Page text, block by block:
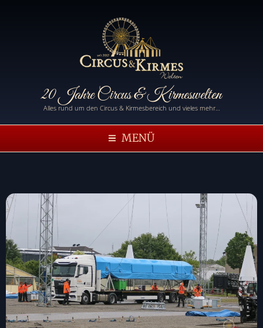
20 Jahre Circus & Kirmeswelten
Alles rund um den Circus & Kirmesbereich und vieles mehr…
MENÜ